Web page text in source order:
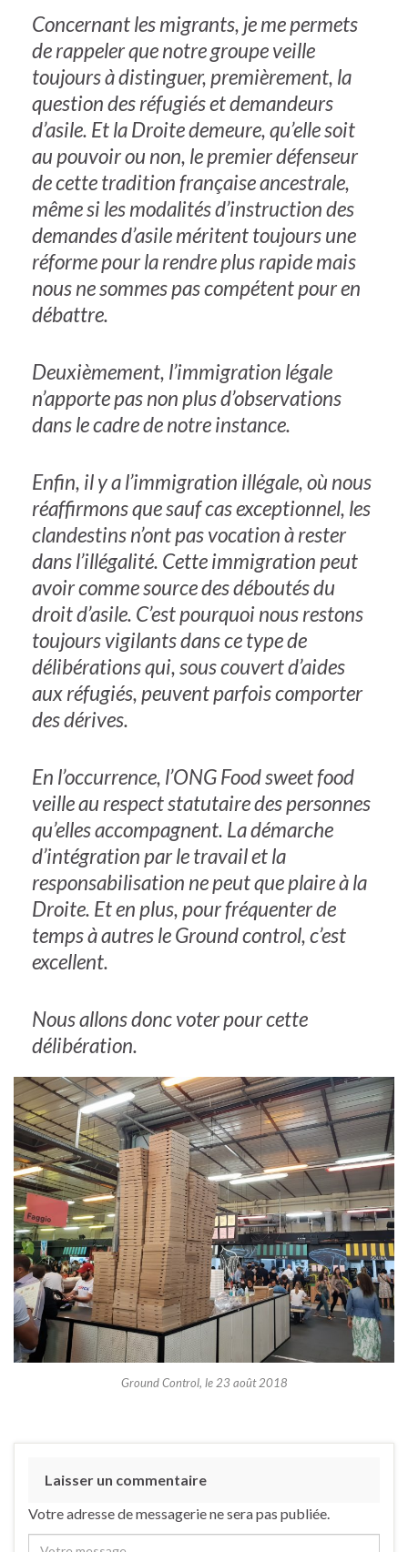
Concernant les migrants, je me permets
de rappeler que notre groupe veille
toujours à distinguer, premièrement, la
question des réfugiés et demandeurs
d’asile. Et la Droite demeure, qu’elle soit
au pouvoir ou non, le premier défenseur
de cette tradition française ancestrale,
même si les modalités d’instruction des
demandes d’asile méritent toujours une
réforme pour la rendre plus rapide mais
nous ne sommes pas compétent pour en
débattre.
Deuxièmement, l’immigration légale
n’apporte pas non plus d’observations
dans le cadre de notre instance.
Enfin, il y a l’immigration illégale, où nous
réaffirmons que sauf cas exceptionnel, les
clandestins n’ont pas vocation à rester
dans l’illégalité. Cette immigration peut
avoir comme source des déboutés du
droit d’asile. C’est pourquoi nous restons
toujours vigilants dans ce type de
délibérations qui, sous couvert d’aides
aux réfugiés, peuvent parfois comporter
des dérives.
En l’occurrence, l’ONGFood sweet food
veille au respect statutaire des personnes
qu’elles accompagnent. La démarche
d’intégration par le travail et la
responsabilisation ne peut que plaire à la
Droite. Et en plus, pour fréquenter de
temps à autres le Ground control, c’est
excellent.
Nous allons donc voter pour cette
délibération.
Ground Control, le 23 août 2018
Laisser un commentaire
Votre adresse de messagerie ne sera pas publiée.